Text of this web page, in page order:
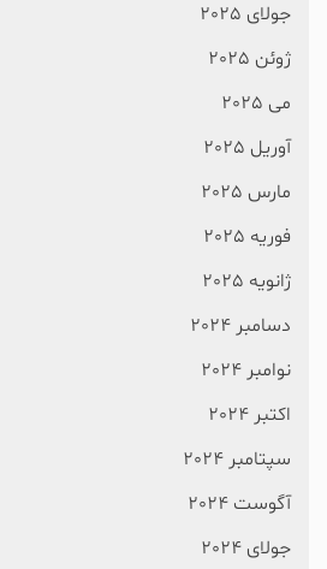
جولای 2025
ژوئن 2025
می 2025
آوریل 2025
مارس 2025
فوریه 2025
ژانویه 2025
دسامبر 2024
نوامبر 2024
اکتبر 2024
سپتامبر 2024
آگوست 2024
جولای 2024